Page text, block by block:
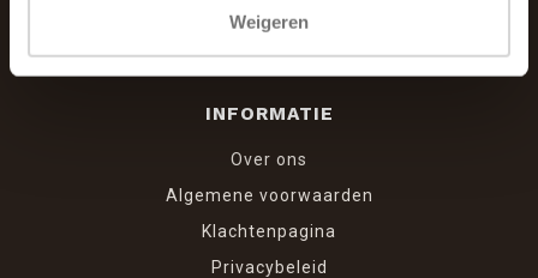
Weigeren
INFORMATIE
Over ons
Algemene voorwaarden
Klachtenpagina
Privacybeleid